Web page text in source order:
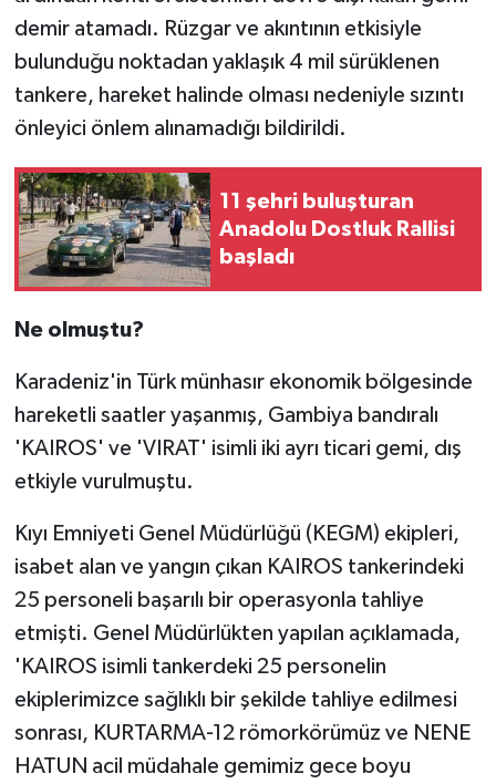
demir atamadı. Rüzgar ve akıntının etkisiyle
bulunduğu noktadan yaklaşık 4 mil sürüklenen
tankere, hareket halinde olması nedeniyle sızıntı
önleyici önlem alınamadığı bildirildi.
11 şehri buluşturan
Anadolu Dostluk Rallisi
başladı
Ne olmuştu?
Karadeniz'in Türk münhasır ekonomik bölgesinde
hareketli saatler yaşanmış, Gambiya bandıralı
'KAIROS' ve 'VIRAT' isimli iki ayrı ticari gemi, dış
etkiyle vurulmuştu.
Kıyı Emniyeti Genel Müdürlüğü (KEGM) ekipleri,
isabet alan ve yangın çıkan KAIROS tankerindeki
25 personeli başarılı bir operasyonla tahliye
etmişti. Genel Müdürlükten yapılan açıklamada,
'KAIROS isimli tankerdeki 25 personelin
ekiplerimizce sağlıklı bir şekilde tahliye edilmesi
sonrası, KURTARMA-12 römorkörümüz ve NENE
HATUN acil müdahale gemimiz gece boyu